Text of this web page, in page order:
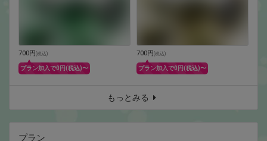
700円(税込)
プラン加入で0円(税込)〜
700円(税込)
プラン加入で0円(税込)〜
もっとみる
プラン